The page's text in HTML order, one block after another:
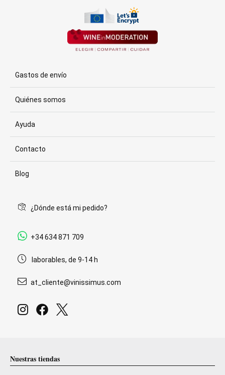
Gastos de envío
Quiénes somos
Ayuda
Contacto
Blog
¿Dónde está mi pedido?
+34 634 871 709
laborables, de 9-14 h
at_cliente@vinissimus.com
Nuestras tiendas